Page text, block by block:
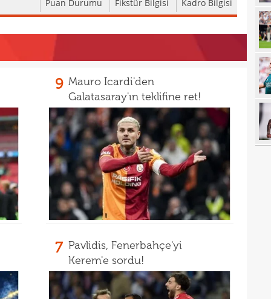
Puan Durumu Fikstür Bilgisi Kadro Bilgisi
9 Mauro Icardi'den
Galatasaray'ın teklifine ret!
7 Pavlidis, Fenerbahçe'yi
Kerem'e sordu!